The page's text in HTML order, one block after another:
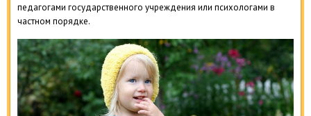
педагогами государственного учреждения или психологами в
частном порядке.